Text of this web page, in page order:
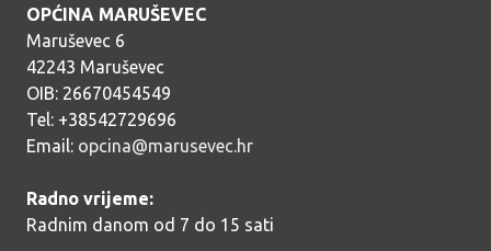
OPĆINA MARUŠEVEC
Maruševec 6
42243 Maruševec
OIB: 26670454549
Tel: +38542729696
Email: opcina@marusevec.hr
Radno vrijeme:
Radnim danom od 7 do 15 sati